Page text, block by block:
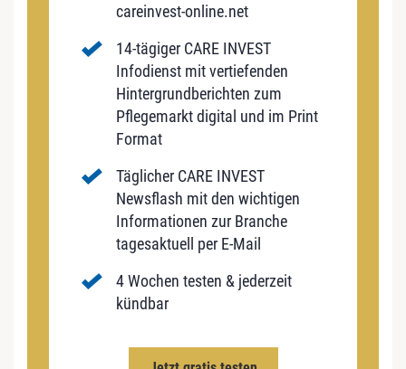
careinvest-online.net
14-tägiger CARE INVEST
Infodienst mit vertiefenden
Hintergrundberichten zum
Pflegemarkt digital und im Print
Format
Täglicher CARE INVEST
Newsflash mit den wichtigen
Informationen zur Branche
tagesaktuell per E-Mail
4 Wochen testen & jederzeit
kündbar